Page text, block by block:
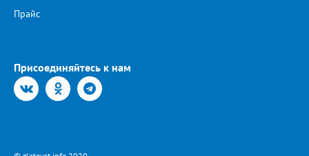
Прайс
Присоединяйтесь к нам